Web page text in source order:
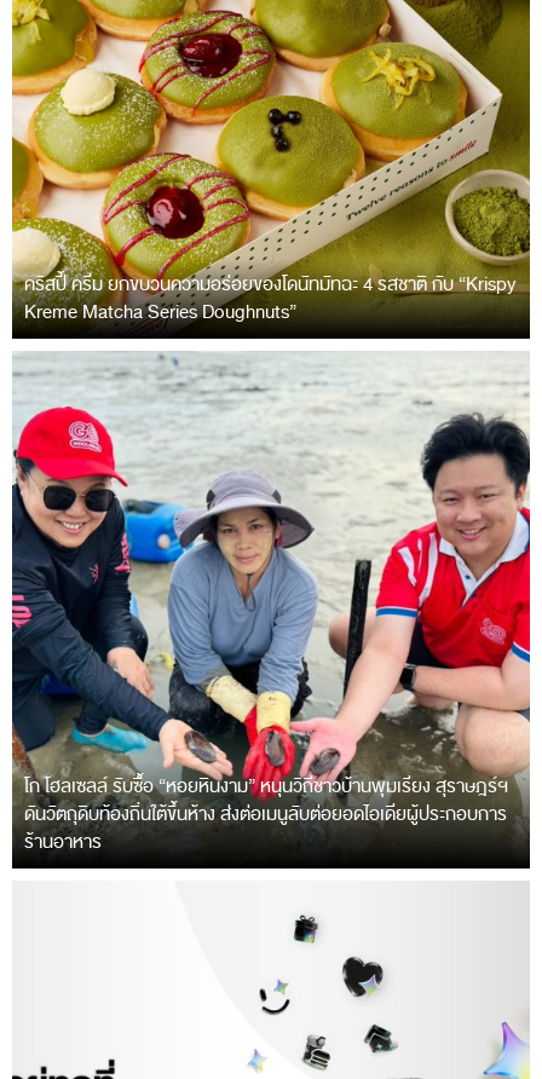
คริสปี้ ครีม ยกขบวนความอร่อยของโดนัทมัทฉะ 4 รสชาติ กับ “Krispy
Kreme Matcha Series Doughnuts”
โก โฮลเซลล์ รับซื้อ “หอยหินงาม” หนุนวิถีชาวบ้านพุมเรียง สุราษฎร์ฯ
ดันวัตถุดิบท้องถิ่นใต้ขึ้นห้าง ส่งต่อเมนูลับต่อยอดไอเดียผู้ประกอบการ
ร้านอาหาร